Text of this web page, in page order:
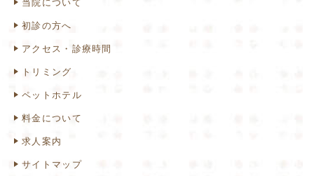
当院について
初診の方へ
アクセス・診療時間
トリミング
ペットホテル
料金について
求人案内
サイトマップ